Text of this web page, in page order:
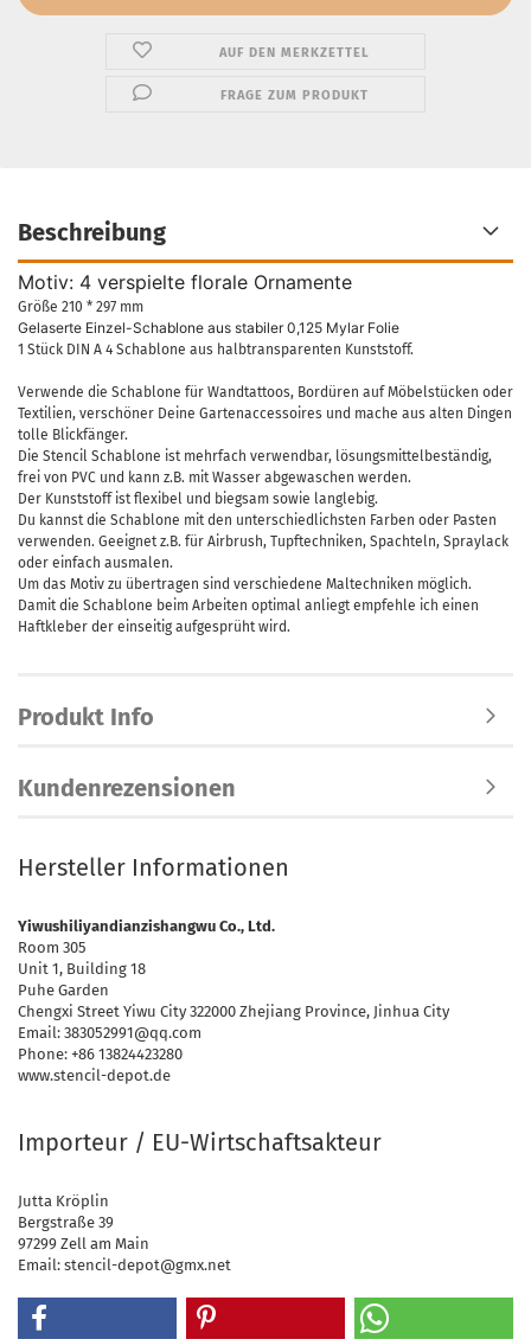
AUF DEN MERKZETTEL
FRAGE ZUM PRODUKT
Beschreibung
Motiv: 4 verspielte florale Ornamente
Größe 210 * 297 mm
Gelaserte Einzel-Schablone aus stabiler 0,125 Mylar Folie
1 Stück DIN A 4 Schablone aus halbtransparenten Kunststoff.
Verwende die Schablone für Wandtattoos, Bordüren auf Möbelstücken oder
Textilien, verschöner Deine Gartenaccessoires und mache aus alten Dingen
tolle Blickfänger.
Die Stencil Schablone ist mehrfach verwendbar, lösungsmittelbeständig,
frei von PVC und kann z.B. mit Wasser abgewaschen werden.
Der Kunststoff ist flexibel und biegsam sowie langlebig.
Du kannst die Schablone mit den unterschiedlichsten Farben oder Pasten
verwenden. Geeignet z.B. für Airbrush, Tupftechniken, Spachteln, Spraylack
oder einfach ausmalen.
Um das Motiv zu übertragen sind verschiedene Maltechniken möglich.
Damit die Schablone beim Arbeiten optimal anliegt empfehle ich einen
Haftkleber der einseitig aufgesprüht wird.
Produkt Info
Kundenrezensionen
Hersteller Informationen
Yiwushiliyandianzishangwu Co., Ltd.
Room 305
Unit 1, Building 18
Puhe Garden
Chengxi Street Yiwu City 322000 Zhejiang Province, Jinhua City
Email: 383052991@qq.com
Phone: +86 13824423280
www.stencil-depot.de
Importeur / EU-Wirtschaftsakteur
Jutta Kröplin
Bergstraße 39
97299 Zell am Main
Email: stencil-depot@gmx.net